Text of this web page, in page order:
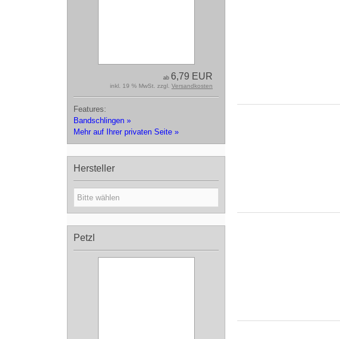
ab 6,79 EUR
inkl. 19 % MwSt. zzgl. Versandkosten
Features:
Bandschlingen »
Mehr auf Ihrer privaten Seite »
Hersteller
Petzl